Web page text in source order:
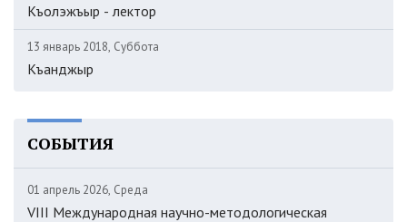
Къолэжъыр - лектор
13 январь 2018, Суббота
Къанджыр
СОБЫТИЯ
01 апрель 2026, Среда
VIII Международная научно-методологическая